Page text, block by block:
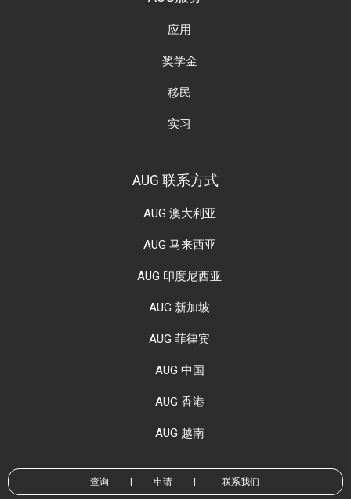
应用
奖学金
移民
实习
AUG 联系方式
AUG 澳大利亚
AUG 马来西亚
AUG 印度尼西亚
AUG 新加坡
AUG 菲律宾
AUG 中国
AUG 香港
AUG 越南
查询 申请 联系我们